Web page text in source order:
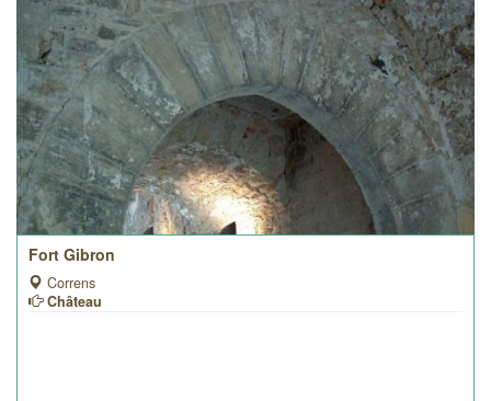
Fort Gibron
Correns
Château